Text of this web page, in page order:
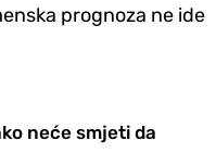
prognoza ne ide
neće smjeti da